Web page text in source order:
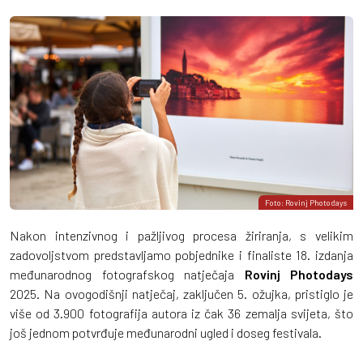
Foto: Rovinj Photodays
Nakon intenzivnog i pažljivog procesa žiriranja, s velikim
zadovoljstvom predstavljamo pobjednike i finaliste 18. izdanja
međunarodnog fotografskog natječaja Rovinj Photodays
2025. Na ovogodišnji natječaj, zaključen 5. ožujka, pristiglo je
više od 3.900 fotografija autora iz čak 36 zemalja svijeta, što
još jednom potvrđuje međunarodni ugled i doseg festivala.